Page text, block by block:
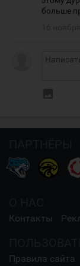
больше
Контакты
Правила сайта